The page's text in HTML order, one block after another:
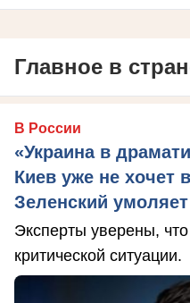
Главное в
В России
«Украина в
Киев уже не хочет
Зеленский
Эксперты уверены,
критической ситуации.